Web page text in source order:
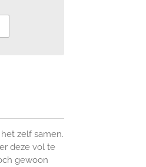
zelf samen.
deze vol te
gewoon